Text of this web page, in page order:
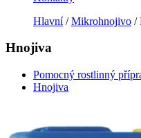
Hlavní/Mikrohnojivo /
Hnojiva
Pomocný rostlinný
Hnojiva